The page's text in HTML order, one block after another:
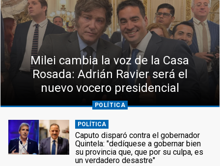
POLÍTICA
Milei cambia la voz de la Casa
Rosada: Adrián Ravier será el
nuevo vocero presidencial
POLÍTICA
Caputo disparó contra el gobernador
Quintela: "dedíquese a gobernar bien
su provincia que, que por su culpa, es
un verdadero desastre"